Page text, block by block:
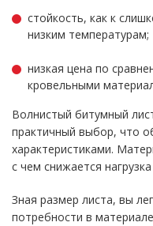
стойкость, как к
низким температурам;
низкая цена по
кровельными
Волнистый битумный
практичный выбор, что
характеристиками.
с чем снижается
Зная размер листа, вы
потребности в